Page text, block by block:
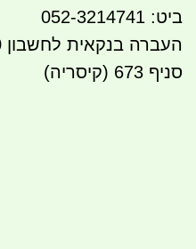
ביט: 052-3214741
סניף 673 (קיסריה)